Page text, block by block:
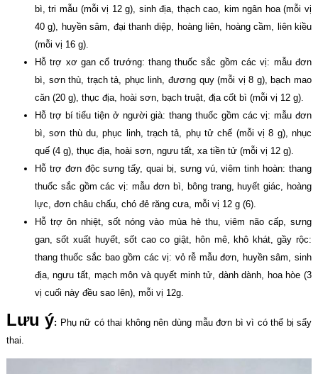
bì, tri mẫu (mỗi vị 12 g), sinh địa, thạch cao, kim ngân hoa (mỗi vị
40 g), huyền sâm, đại thanh diệp, hoàng liên, hoàng cầm, liên kiều
(mỗi vị 16 g).
Hỗ trợ xơ gan cổ trướng: thang thuốc sắc gồm các vị: mẫu đơn
bì, sơn thù, trạch tả, phục linh, đương quy (mỗi vị 8 g), bạch mao
căn (20 g), thục địa, hoài sơn, bạch truật, địa cốt bì (mỗi vị 12 g).
Hỗ trợ bí tiểu tiện ở người già: thang thuốc gồm các vị: mẫu đơn
bì, sơn thù du, phục linh, trạch tả, phụ tử chế (mỗi vị 8 g), nhục
quế (4 g), thục địa, hoài sơn, ngưu tất, xa tiền tử (mỗi vị 12 g).
Hỗ trợ đơn độc sưng tấy, quai bị, sưng vú, viêm tinh hoàn: thang
thuốc sắc gồm các vị: mẫu đơn bì, bông trang, huyết giác, hoàng
lực, đơn châu chấu, chó đẻ răng cưa, mỗi vị 12 g (6).
Hỗ trợ ôn nhiệt, sốt nóng vào mùa hè thu, viêm não cấp, sưng
gan, sốt xuất huyết, sốt cao co giật, hôn mê, khô khát, gầy rộc:
thang thuốc sắc bao gồm các vị: vỏ rễ mẫu đơn, huyền sâm, sinh
địa, ngưu tất, mạch môn và quyết minh tử, dành dành, hoa hòe (3
vị cuối này đều sao lên), mỗi vị 12g.
Lưu ý: Phụ nữ có thai không nên dùng mẫu đơn bì vì có thể bị sẩy
thai.